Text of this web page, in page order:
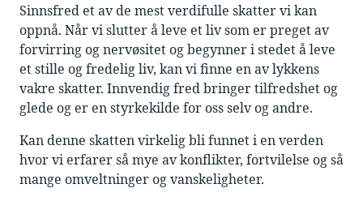
Sinnsfred et av de mest verdifulle skatter vi kan
oppnå. Når vi slutter å leve et liv som er preget av
forvirring og nervøsitet og begynner i stedet å leve
et stille og fredelig liv, kan vi finne en av lykkens
vakre skatter. Innvendig fred bringer tilfredshet og
glede og er en styrkekilde for oss selv og andre.
Kan denne skatten virkelig bli funnet i en verden
hvor vi erfarer så mye av konflikter, fortvilelse og så
mange omveltninger og vanskeligheter.